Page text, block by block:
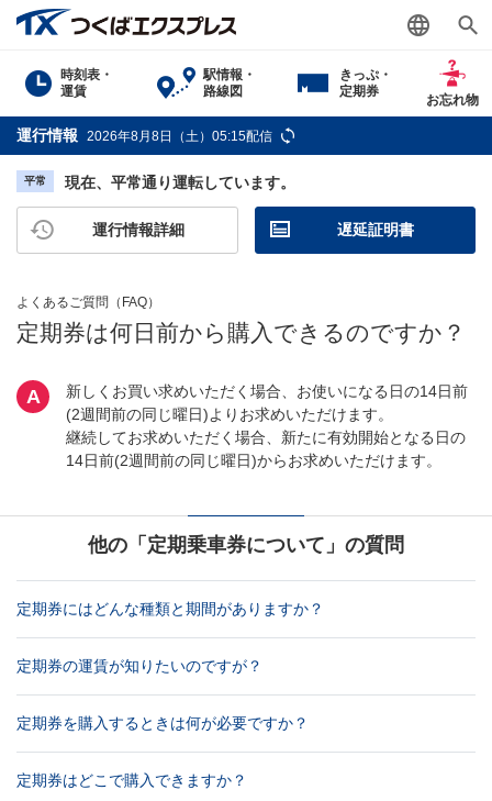
時刻表・
運賃
駅情報・
路線図
きっぷ・
定期券
お忘れ物
運行情報 2026年8月8日（土）05:15配信
平常 現在、平常通り運転しています。
運行情報詳細 遅延証明書
よくあるご質問（FAQ）
定期券は何日前から購入できるのですか？
A
新しくお買い求めいただく場合、お使いになる日の14日前
(2週間前の同じ曜日)よりお求めいただけます。
継続してお求めいただく場合、新たに有効開始となる日の
14日前(2週間前の同じ曜日)からお求めいただけます。
他の「定期乗車券について」の質問
定期券にはどんな種類と期間がありますか？
定期券の運賃が知りたいのですが？
定期券を購入するときは何が必要ですか？
定期券はどこで購入できますか？